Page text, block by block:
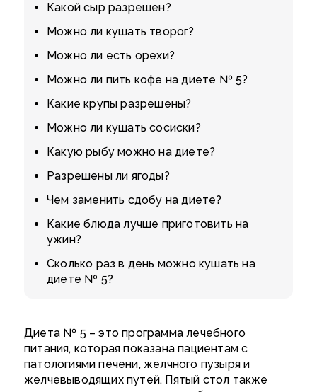
Какой сыр разрешен?
Можно ли кушать творог?
Можно ли есть орехи?
Можно ли пить кофе на диете № 5?
Какие крупы разрешены?
Можно ли кушать сосиски?
Какую рыбу можно на диете?
Разрешены ли ягоды?
Чем заменить сдобу на диете?
Какие блюда лучше приготовить на
ужин?
Сколько раз в день можно кушать на
диете № 5?
Диета № 5 – это программа лечебного
питания, которая показана пациентам с
патологиями печени, желчного пузыря и
желчевыводящих путей. Пятый стол также